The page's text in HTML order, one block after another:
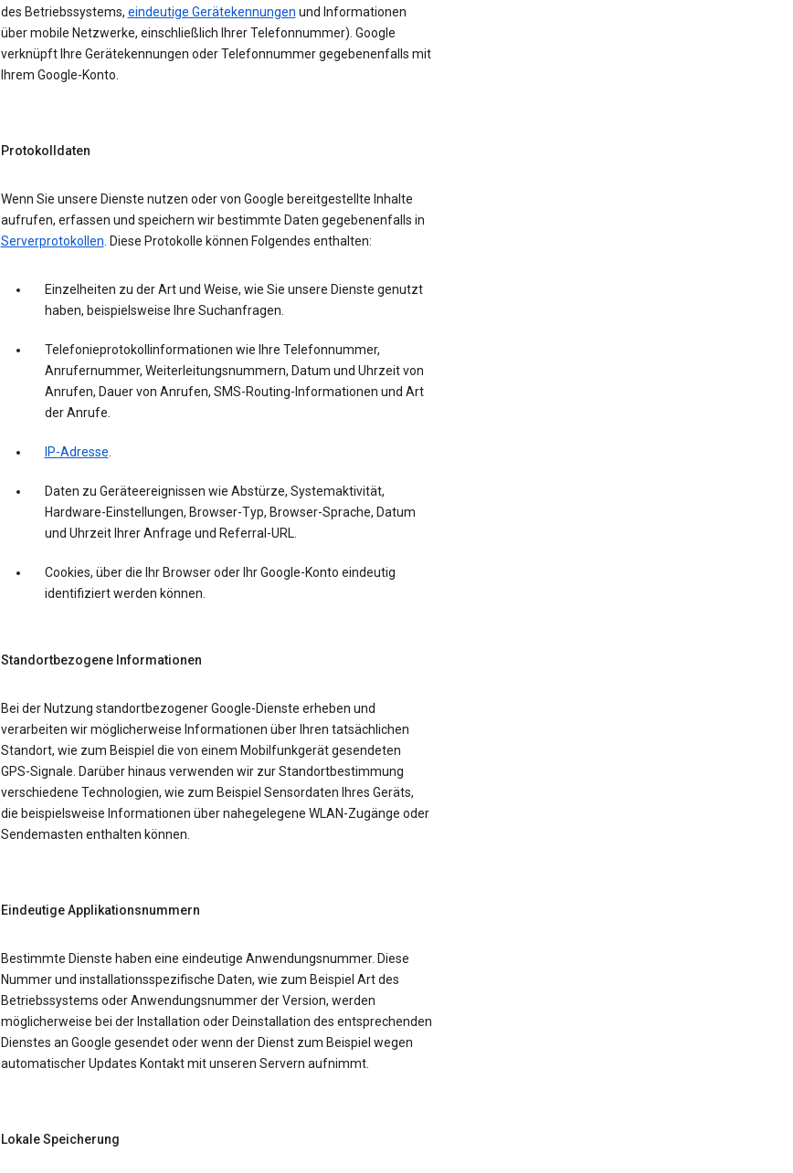
des Betriebssystems, eindeutige Gerätekennungen und Informationen
über mobile Netzwerke, einschließlich Ihrer Telefonnummer). Google
verknüpft Ihre Gerätekennungen oder Telefonnummer gegebenenfalls mit
Ihrem Google-Konto.
Protokolldaten
Wenn Sie unsere Dienste nutzen oder von Google bereitgestellte Inhalte
aufrufen, erfassen und speichern wir bestimmte Daten gegebenenfalls in
Serverprotokollen. Diese Protokolle können Folgendes enthalten:
Einzelheiten zu der Art und Weise, wie Sie unsere Dienste genutzt
haben, beispielsweise Ihre Suchanfragen.
Telefonieprotokollinformationen wie Ihre Telefonnummer,
Anrufernummer, Weiterleitungsnummern, Datum und Uhrzeit von
Anrufen, Dauer von Anrufen, SMS-Routing-Informationen und Art
der Anrufe.
IP-Adresse.
Daten zu Geräteereignissen wie Abstürze, Systemaktivität,
Hardware-Einstellungen, Browser-Typ, Browser-Sprache, Datum
und Uhrzeit Ihrer Anfrage und Referral-URL.
Cookies, über die Ihr Browser oder Ihr Google-Konto eindeutig
identifiziert werden können.
Standortbezogene Informationen
Bei der Nutzung standortbezogener Google-Dienste erheben und
verarbeiten wir möglicherweise Informationen über Ihren tatsächlichen
Standort, wie zum Beispiel die von einem Mobilfunkgerät gesendeten
GPS-Signale. Darüber hinaus verwenden wir zur Standortbestimmung
verschiedene Technologien, wie zum Beispiel Sensordaten Ihres Geräts,
die beispielsweise Informationen über nahegelegene WLAN-Zugänge oder
Sendemasten enthalten können.
Eindeutige Applikationsnummern
Bestimmte Dienste haben eine eindeutige Anwendungsnummer. Diese
Nummer und installationsspezifische Daten, wie zum Beispiel Art des
Betriebssystems oder Anwendungsnummer der Version, werden
möglicherweise bei der Installation oder Deinstallation des entsprechenden
Dienstes an Google gesendet oder wenn der Dienst zum Beispiel wegen
automatischer Updates Kontakt mit unseren Servern aufnimmt.
Lokale Speicherung